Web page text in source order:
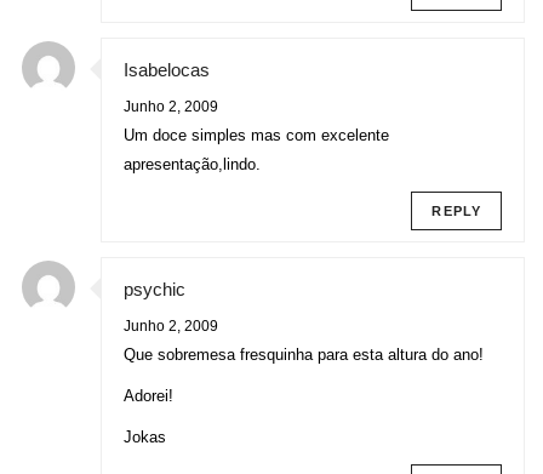
Isabelocas
Junho 2, 2009
Um doce simples mas com excelente
apresentação,lindo.
REPLY
psychic
Junho 2, 2009
Que sobremesa fresquinha para esta altura do ano!
Adorei!
Jokas